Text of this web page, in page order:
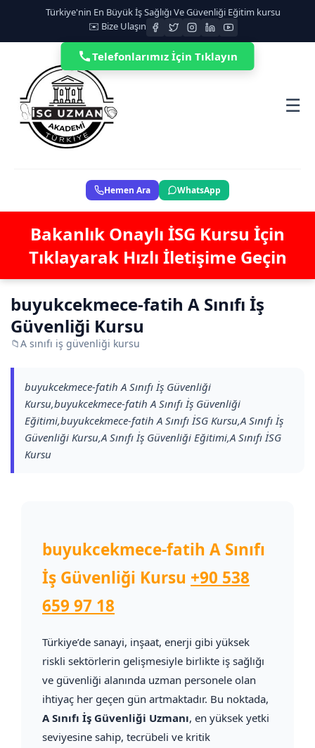
Türkiye'nin En Büyük İş Sağlığı Ve Güvenliği Eğitim kursu
✉️ Bize Ulaşın
☰
Hemen Ara WhatsApp
Bakanlık Onaylı İSG Kursu İçin
Tıklayarak Hızlı İletişime Geçin
buyukcekmece-fatih A Sınıfı İş
Güvenliği Kursu
📁A sınıfı iş güvenliği kursu
buyukcekmece-fatih A Sınıfı İş Güvenliği
Kursu,buyukcekmece-fatih A Sınıfı İş Güvenliği
Eğitimi,buyukcekmece-fatih A Sınıfı İSG Kursu,A Sınıfı İş
Güvenliği Kursu,A Sınıfı İş Güvenliği Eğitimi,A Sınıfı İSG
Kursu
buyukcekmece-fatih A Sınıfı
İş Güvenliği Kursu +90 538
659 97 18
Türkiye’de sanayi, inşaat, enerji gibi yüksek
riskli sektörlerin gelişmesiyle birlikte iş sağlığı
ve güvenliği alanında uzman personele olan
ihtiyaç her geçen gün artmaktadır. Bu noktada,
A Sınıfı İş Güvenliği Uzmanı, en yüksek yetki
seviyesine sahip, tecrübeli ve kritik
Telefonlarımız İçin Tıklayın